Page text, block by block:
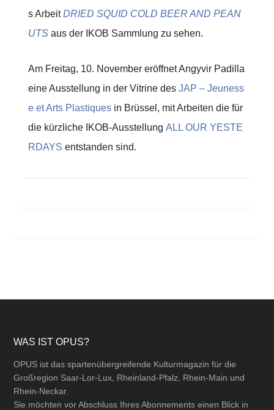
s ArbeitDRIED SQUID COLD BEER AND PEAN
UTS aus der IKOB Sammlung zu sehen.
Am Freitag, 10. November eröffnet Angyvir Padilla
eine Ausstellung in der Vitrine desJAP – Jeuness
e et Arts Plastiques in Brüssel, mit Arbeiten die für
die kürzliche IKOB-AusstellungALL OUR YESTE
RDAYS entstanden sind.
Footer
WAS IST OPUS?
OPUS ist das spartenübergreifende Kulturmagazin für die
Großregion Saar-Lor-Lux, Rheinland-Pfalz, Rhein-Main und
Rhein-Neckar.
Sie möchten vor Abschluss Ihres Abonnements einen Blick in